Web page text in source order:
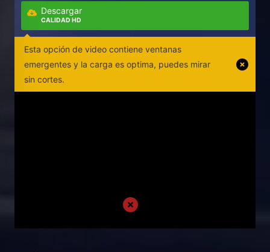
Descargar
CALIDAD HD
Esta opción de video contiene ventanas
emergentes y la carga es optima, puedes mirar
sin cortes.